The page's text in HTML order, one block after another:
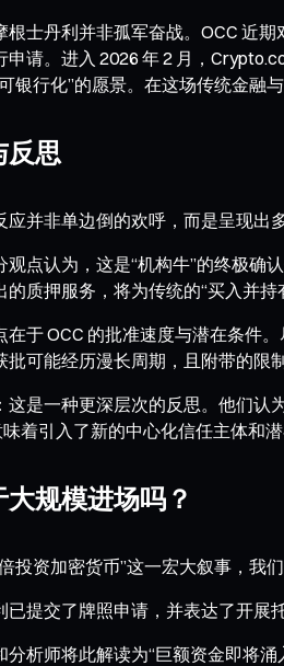
根士丹利并非孤军奋战。OCC 近
申请。进入 2026 年 2 月，
银行化”的愿景。在这场传统金融
反思
并非单边倒的欢呼，而是呈现出
观点认为，这是“机构牛”的终极确
质押服务，将为传统的“买入并
在于 OCC 的批准速度与潜在条件
可能经历漫长周期，且附带的限
这是一种更深层次的反思。他们
着引入了新的中心化信任主体和
规模进场吗？
投资加密货币”这一宏大叙事，我
提交了牌照申请，并表达了开展
析师将此解读为“巨额资金即将涌